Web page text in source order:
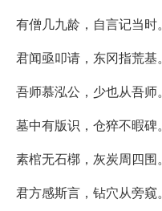
有僧几九龄，自言记当时。
君闻亟叩请，东冈指荒基。
吾师慕泓公，少也从吾师。
墓中有版识，仓猝不暇碑。
素棺无石槨，灰炭周四围。
君方感斯言，钻穴从旁窥。